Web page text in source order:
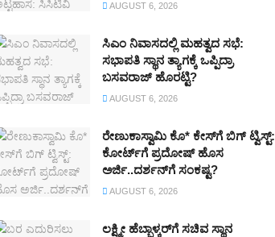
AUGUST 6, 2026
ಸಿಎಂ ನಿವಾಸದಲ್ಲಿ ಮಹತ್ವದ ಸಭೆ:
ಸಭಾಪತಿ ಸ್ಥಾನ ತ್ಯಾಗಕ್ಕೆ ಒಪ್ಪಿದ್ರಾ
ಬಸವರಾಜ್‌ ಹೊರಟ್ಟಿ?
AUGUST 6, 2026
ರೇಣುಕಾಸ್ವಾಮಿ ಕೊ* ಕೇಸ್‌ಗೆ ಬಿಗ್ ಟ್ವಿಸ್ಟ್:
ಕೋರ್ಟ್‌ಗೆ ಪ್ರದೋಷ್ ಹೊಸ
ಅರ್ಜಿ..ದರ್ಶನ್‌ಗೆ ಸಂಕಷ್ಟ?
AUGUST 6, 2026
ಲಕ್ಷ್ಮೀ ಹೆಬ್ಬಾಳ್ಕರ್‌ಗೆ ಸಚಿವ ಸ್ಥಾನ